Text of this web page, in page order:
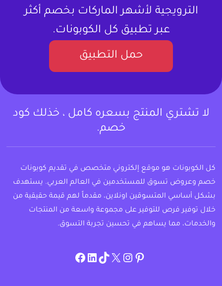
الترويجية لأشهر الماركات بخصم أكثر
عبر تطبيق كل الكوبونات.
حمل التطبيق
لا تشتري المنتج بسعره كامل ، خذلك كود
خصم.
كل الكوبونات هو موقع إلكتروني متخصص في تقديم كوبونات
خصم وعروض تسوق للمستخدمين في العالم العربي. يستهدف
بشكل أساسي المتسوقين اونلاين، مقدماً لهم قيمة حقيقية من
خلال توفير فرص للتوفير على مجموعة واسعة من المنتجات
والخدمات، مما يساهم في تحسين تجربة التسوق.
pinterest
allcouponat
twitter
TikTok
linkedin
facebook